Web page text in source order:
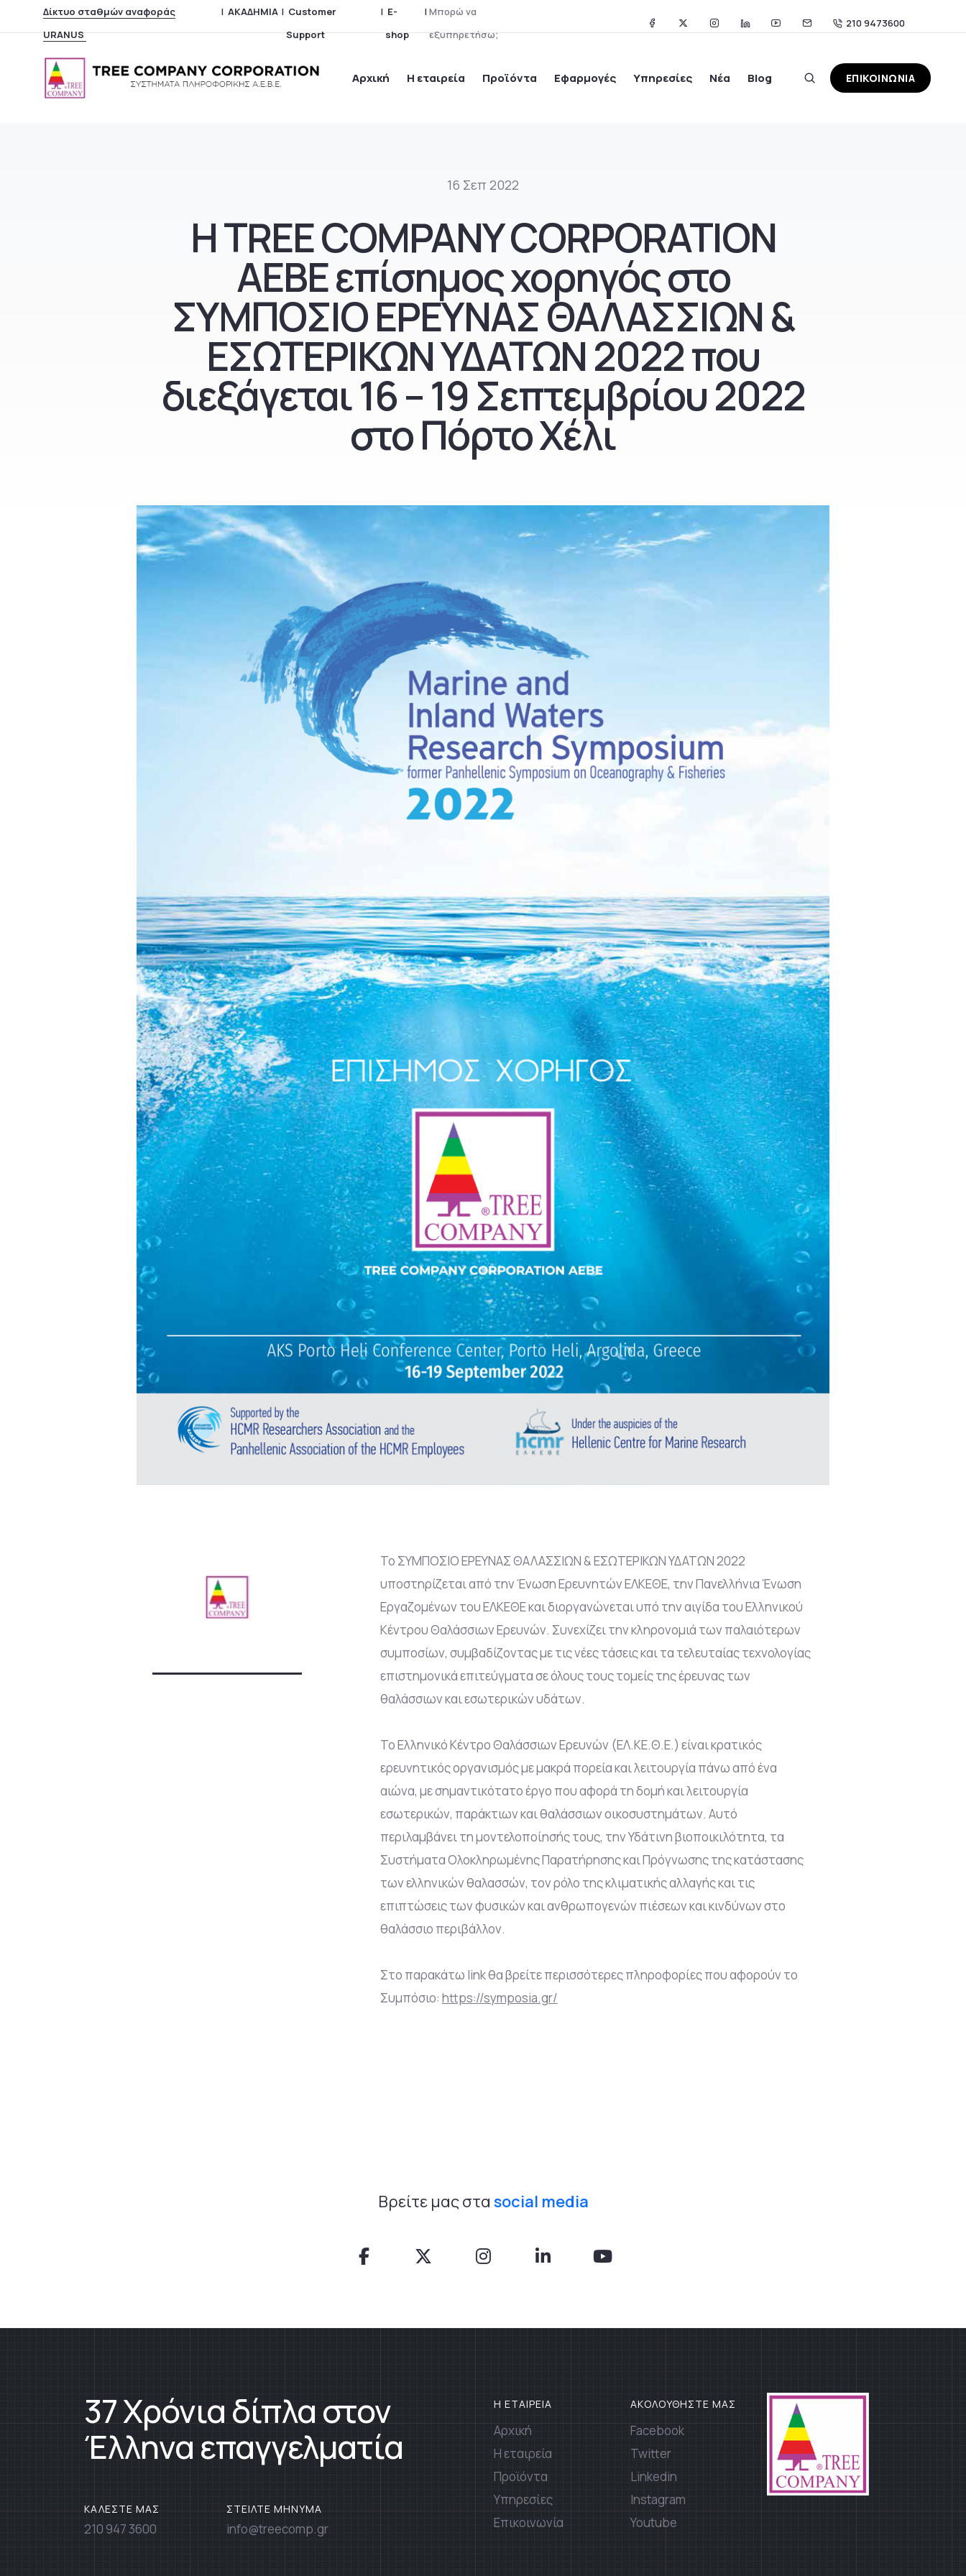
Δίκτυο σταθμών αναφοράς URANUS | ΑΚΑΔΗΜΙΑ | Customer Support| E-shop|Ψάχνετ ε γ
Αρχική Η εταιρεία Προϊόντα Εφαρμογές Υπηρεσίες Νέα Blog ΕΠΙΚΟΙΝΩΝΙΑ
16 Σεπ 2022
Η TREE COMPANY CORPORATION
AEBE επίσημος χορηγός στο
ΣΥΜΠΟΣΙΟ ΕΡΕΥΝΑΣ ΘΑΛΑΣΣΙΩΝ &
ΕΣΩΤΕΡΙΚΩΝ ΥΔΑΤΩΝ 2022 που
διεξάγεται 16 – 19 Σεπτεμβρίου 2022
στο Πόρτο Χέλι
Το ΣΥΜΠΟΣΙΟ ΕΡΕΥΝΑΣ ΘΑΛΑΣΣΙΩΝ & ΕΣΩΤΕΡΙΚΩΝ ΥΔΑΤΩΝ 2022
υποστηρίζεται από την Ένωση Ερευνητών ΕΛΚΕΘΕ, την Πανελλήνια Ένωση
Εργαζομένων του ΕΛΚΕΘΕ και διοργανώνεται υπό την αιγίδα του Ελληνικού
Κέντρου Θαλάσσιων Ερευνών. Συνεχίζει την κληρονομιά των παλαιότερων
συμποσίων, συμβαδίζοντας με τις νέες τάσεις και τα τελευταίας τεχνολογίας
επιστημονικά επιτεύγματα σε όλους τους τομείς της έρευνας των
θαλάσσιων και εσωτερικών υδάτων.
Το Ελληνικό Κέντρο Θαλάσσιων Ερευνών (ΕΛ.ΚΕ.Θ.Ε.) είναι κρατικός
ερευνητικός οργανισμός με μακρά πορεία και λειτουργία πάνω από ένα
αιώνα, με σημαντικότατο έργο που αφορά τη δομή και λειτουργία
εσωτερικών, παράκτιων και θαλάσσιων οικοσυστημάτων. Αυτό
περιλαμβάνει τη μοντελοποίησής τους, την Υδάτινη βιοποικιλότητα, τα
Συστήματα Ολοκληρωμένης Παρατήρησης και Πρόγνωσης της κατάστασης
των ελληνικών θαλασσών, τον ρόλο της κλιματικής αλλαγής και τις
επιπτώσεις των φυσικών και ανθρωπογενών πιέσεων και κινδύνων στο
θαλάσσιο περιβάλλον.
Στο παρακάτω link θα βρείτε περισσότερες πληροφορίες που αφορούν το
Συμπόσιο: https://symposia.gr/
Βρείτε μας στα social media
37 Χρόνια δίπλα στον
Έλληνα επαγγελματία
ΚΑΛΕΣΤΕ ΜΑΣ
210 947 3600
ΣΤΕΙΛΤΕ ΜΗΝΥΜΑ
info@treecomp.gr
Η ΕΤΑΙΡΕΙΑ
Αρχική
Η εταιρεία
Προϊόντα
Υπηρεσίες
Επικοινωνία
ΑΚΟΛΟΥΘΗΣΤΕ ΜΑΣ
Facebook
Twitter
Linkedin
Instagram
Youtube